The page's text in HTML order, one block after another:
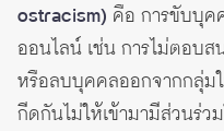
ostracism) คือ การขับบุค
ออนไลน์ เช่น การไม่ตอบ
หรือลบบุคคลออกจากกลุ่ม
กีดกันไม่ให้เข้ามามีส่วนร่ว